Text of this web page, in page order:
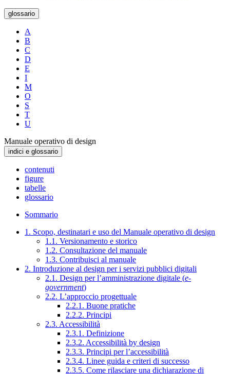
glossario
A
B
C
D
E
I
M
O
S
T
U
Manuale operativo di design
indici e glossario
contenuti
figure
tabelle
glossario
Sommario
1. Scopo, destinatari e uso del Manuale operativo di design
1.1. Versionamento e storico
1.2. Consultazione del manuale
1.3. Contribuisci al manuale
2. Introduzione al design per i servizi pubblici digitali
2.1. Design per l’amministrazione digitale (e-
government)
2.2. L’approccio progettuale
2.2.1. Buone pratiche
2.2.2. Principi
2.3. Accessibilità
2.3.1. Definizione
2.3.2. Accessibilità by design
2.3.3. Principi per l’accessibilità
2.3.4. Linee guida e criteri di successo
2.3.5. Come rilasciare una dichiarazione di